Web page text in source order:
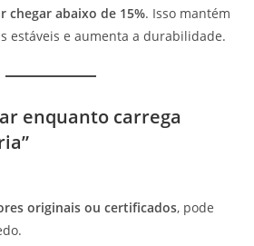
chegar abaixo de 15%. Isso mantém
estáveis e aumenta a durabilidade.
enquanto carrega
originais ou certificados, pode